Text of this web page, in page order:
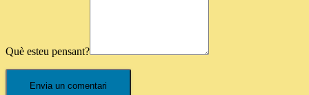
Què esteu pensant?